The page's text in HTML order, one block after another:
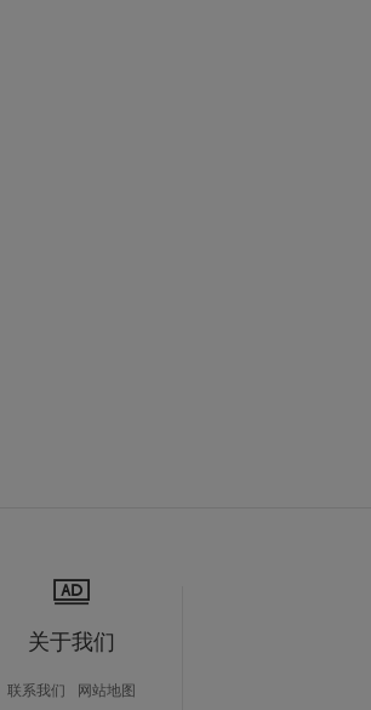
关于我们
联系我们 网站地图